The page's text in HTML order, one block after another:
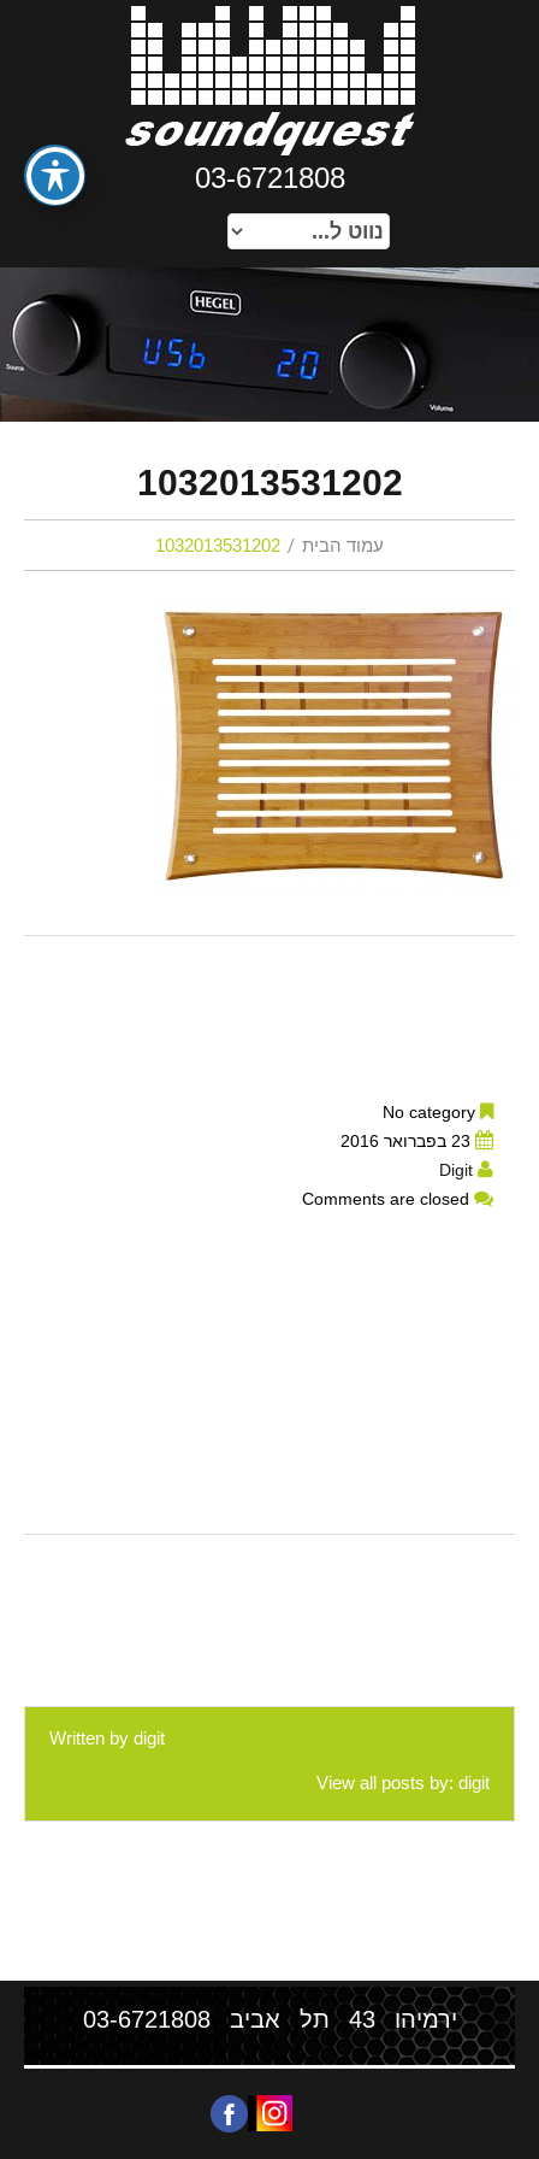
03-6721808
1032013531202
עמוד הבית 1032013531202
23 בפברואר 2016
Digit
Comments are closed
Written by digit
View all posts by: digit
ירמיהו 43 תל אביב 03-6721808